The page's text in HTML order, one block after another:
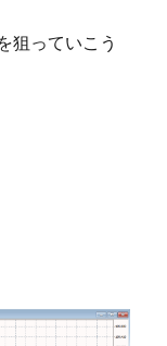
狙っていこう